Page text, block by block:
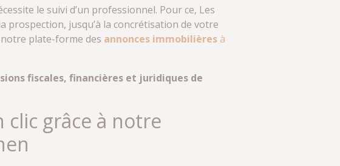
le suivi d’un professionnel. Pour ce, Les
prospection, jusqu’à la concrétisation de votre
plate-forme des annonces immobilières à
fiscales, financières et juridiques de
grâce à notre